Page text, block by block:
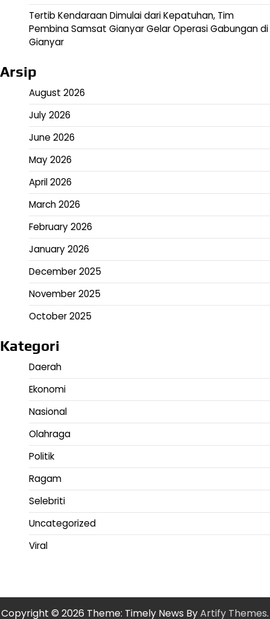
Tertib Kendaraan Dimulai dari Kepatuhan, Tim
Pembina Samsat Gianyar Gelar Operasi Gabungan di
Gianyar
Arsip
August 2026
July 2026
June 2026
May 2026
April 2026
March 2026
February 2026
January 2026
December 2025
November 2025
October 2025
Kategori
Daerah
Ekonomi
Nasional
Olahraga
Politik
Ragam
Selebriti
Uncategorized
Viral
Copyright © 2026 Theme: Timely News ByArtify Themes.